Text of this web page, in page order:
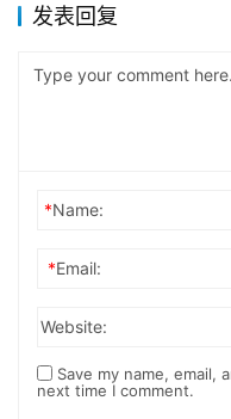
发表回复
*Name:
*Email:
Website:
Save my name,
next time I comment.